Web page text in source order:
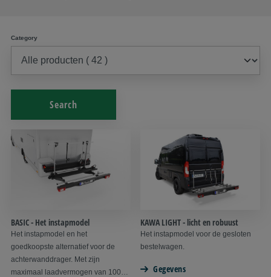
Category
Search
BASIC - Het instapmodel
Het instapmodel en het
goedkoopste alternatief voor de
achterwanddrager. Met zijn
maximaal laadvermogen van 100
KAWA LIGHT - licht en robuust
Het instapmodel voor de gesloten
bestelwagen.
Gegevens